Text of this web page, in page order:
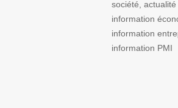
société,
information
information
information PMI